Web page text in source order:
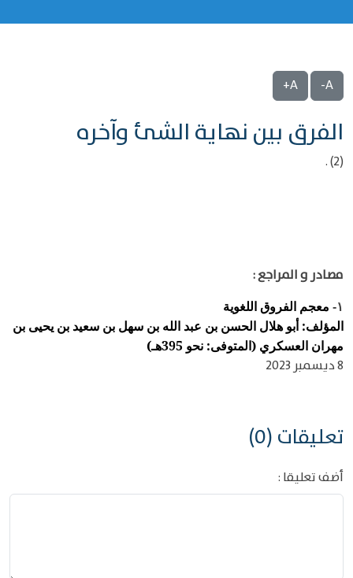
A-
A+
الفرق بين نهاية الشئ وآخره
(2) .
مصادر و المراجع :
١-
معجم الفروق اللغوية
المؤلف: أبو هلال الحسن بن عبد الله بن سهل بن سعيد بن يحيى بن
مهران العسكري (المتوفى: نحو 395هـ)
8 ديسمبر 2023
تعليقات (0)
أضف تعليقا :